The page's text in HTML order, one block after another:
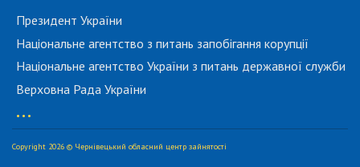
Президент України
Національне агентство з питань запобігання корупції
Національне агентство України з питань державної служби
Верховна Рада України
...
Copyright 2026 © Чернівецький обласний центр зайнятості